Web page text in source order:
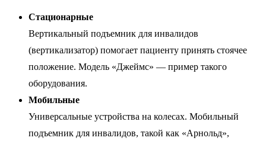
Стационарные
Вертикальный подъемник для инвалидов
(вертикализатор) помогает пациенту принять стоячее
положение. Модель «Джеймс» — пример такого
оборудования.
Мобильные
Универсальные устройства на колесах. Мобильный
подъемник для инвалидов, такой как «Арнольд»,